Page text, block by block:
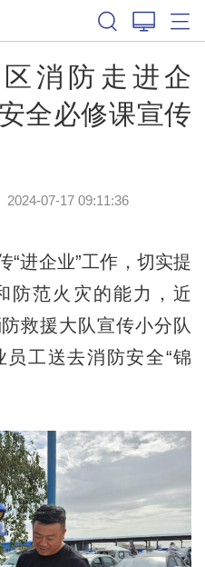
消防走进企
全必修课宣传
2024-07-17 09:11:36
企业”工作，切实提
防范火灾的能力，近
救援大队宣传小分队
工送去消防安全“锦